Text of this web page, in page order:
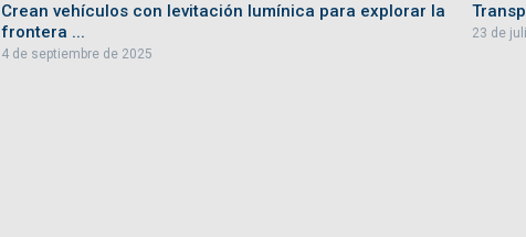
Crean vehículos con levitación lumínica para explorar la
frontera ...
4 de septiembre de 2025
23 de